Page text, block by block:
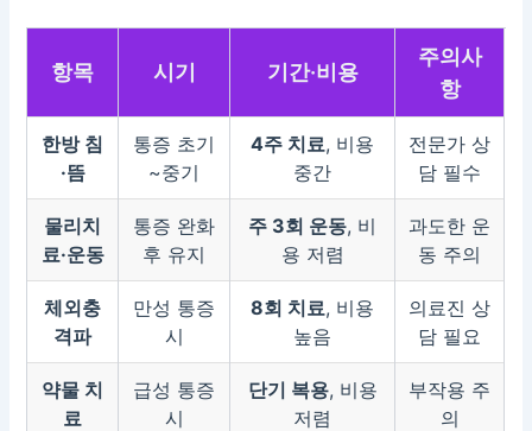
항목 시기 기간·비용
주의사
항
한방 침
·뜸
통증 초기
~중기
4주 치료, 비용
중간
전문가 상
담 필수
물리치
료·운동
통증 완화
후 유지
주 3회 운동, 비
용 저렴
과도한 운
동 주의
체외충
격파
만성 통증
시
8회 치료, 비용
높음
의료진 상
담 필요
약물 치
료
급성 통증
시
단기 복용, 비용
저렴
부작용 주
의